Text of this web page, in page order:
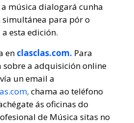
música dialogará cunha
simultánea para pór o
esta edición.
en clasclas.com. Para
a adquisición online
un email a
chama ao teléfono
ás oficinas do
de Música sitas no